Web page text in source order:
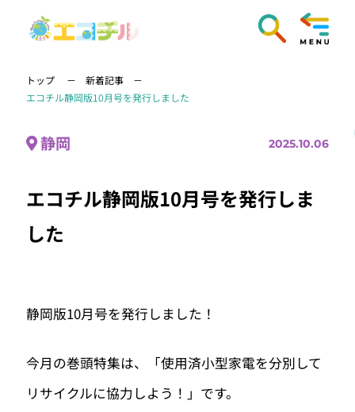
トップ
新着記事
エコチル静岡版10月号を発行しました
静岡 2025.10.06
エコチル静岡版10月号を発行しま
した
静岡版10月号を発行しました！
今月の巻頭特集は、「使用済小型家電を分別して
リサイクルに協力しよう！」です。